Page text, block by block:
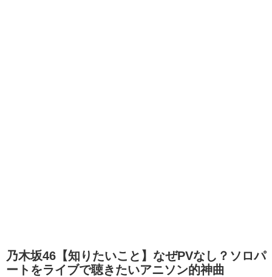
乃木坂46【知りたいこと】なぜPVなし？ソロパ
ートをライブで聴きたいアニソン的神曲